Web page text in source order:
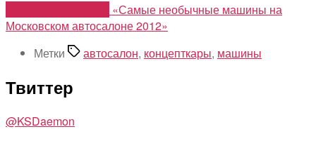
«Самые необычные машины на
Московском автосалоне 2012»
Метки
автосалон, концепткары, машины
Твиттер
@KSDaemon